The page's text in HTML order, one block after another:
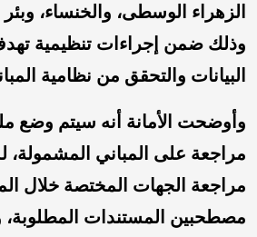
الزهراء الوسطى، والخنساء، وبئر
وذلك ضمن إجراءات تنظيمية
البيانات والتحقق من نظامية
وأوضحت الأمانة أنه سيتم وضع
مراجعة على المباني المشمولة،
مراجعة الجهات المختصة خلال
مصطحبين المستندات